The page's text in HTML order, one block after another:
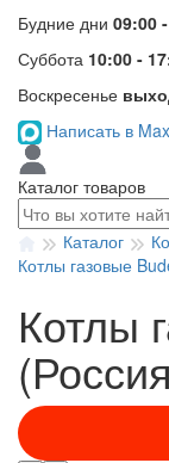
Будние дни 09:00
Суббота 10:00 -
Воскресенье
Написать в Max
Каталог товаров
Каталог
Котлы газовые
Котлы